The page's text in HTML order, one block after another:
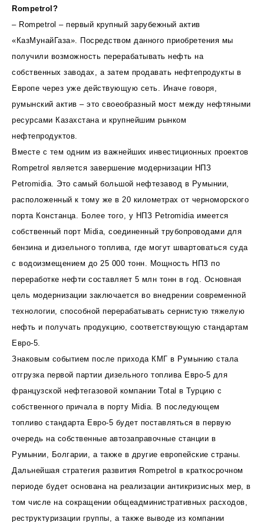
Rompetrol?
– Rompetrol – первый крупный зарубежный актив
«КазМунайГаза». Посредством данного приобретения мы
получили возможность перерабатывать нефть на
собственных заводах, а затем продавать нефтепродукты в
Европе через уже действующую сеть. Иначе говоря,
румынский актив – это своеобразный мост между нефтяными
ресурсами Казахстана и крупнейшим рынком
нефтепродуктов.
Вместе с тем одним из важнейших инвестиционных проектов
Rompetrol является завершение модернизации НПЗ
Petromidia. Это самый большой нефтезавод в Румынии,
расположенный к тому же в 20 километрах от черноморского
порта Констанца. Более того, у НПЗ Petromidia имеется
собственный порт Midia, соединенный трубопроводами для
бензина и дизельного топлива, где могут швартоваться суда
с водоизмещением до 25 000 тонн. Мощность НПЗ по
переработке нефти составляет 5 млн тонн в год. Основная
цель модернизации заключается во внедрении современной
технологии, способной перерабатывать сернистую тяжелую
нефть и получать продукцию, соответствующую стандартам
Евро-5.
Знаковым событием после прихода КМГ в Румынию стала
отгрузка первой партии дизельного топлива Евро-5 для
французской нефтегазовой компании Total в Турцию с
собственного причала в порту Midia. В последующем
топливо стандарта Евро-5 будет поставляться в первую
очередь на собственные автозаправочные станции в
Румынии, Болгарии, а также в другие европейские страны.
Дальнейшая стратегия развития Rompetrol в краткосрочном
периоде будет основана на реализации антикризисных мер, в
том числе на сокращении общеадминистративных расходов,
реструктуризации группы, а также выводе из компании